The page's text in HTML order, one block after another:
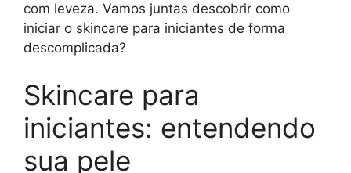
com leveza. Vamos juntas descobrir como
iniciar o skincare para iniciantes de forma
descomplicada?
Skincare para
iniciantes: entendendo
sua pele